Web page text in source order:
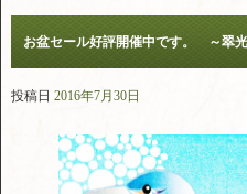
お盆セール好評開催中です。 ～翠
投稿日 2016年7月30日